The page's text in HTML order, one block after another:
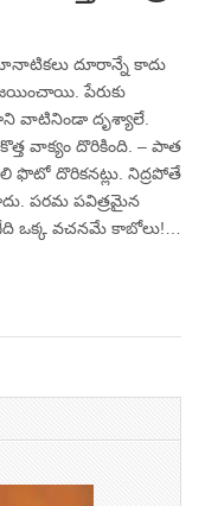
దూరాన్నే కాదు
పేరుకు
వాటినిండా దృశ్యాలే.
వాక్యం దొరికింది. – పాత
ఫొటో దొరికనట్లు. నిద్రపోతే
పరమ పవిత్రమైన
ఒక్క వచనమే కాబోలు!…